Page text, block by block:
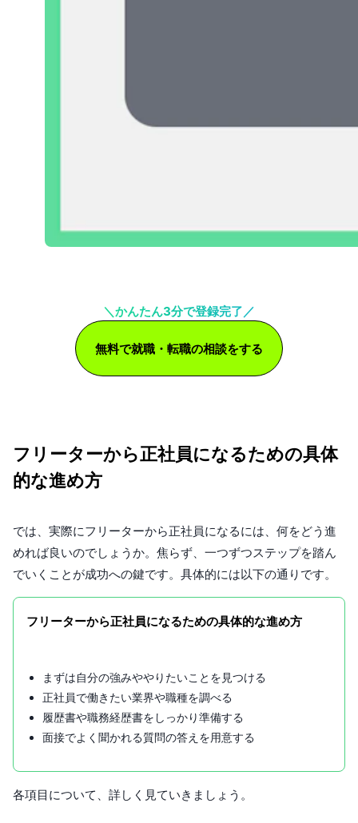
＼かんたん3分で登録完了／
無料で就職・転職の相談をする
フリーターから正社員になるための具体
的な進め方
では、実際にフリーターから正社員になるには、何をどう進
めれば良いのでしょうか。焦らず、一つずつステップを踏ん
でいくことが成功への鍵です。具体的には以下の通りです。
フリーターから正社員になるための具体的な進め方
まずは自分の強みややりたいことを見つける
正社員で働きたい業界や職種を調べる
履歴書や職務経歴書をしっかり準備する
面接でよく聞かれる質問の答えを用意する
各項目について、詳しく見ていきましょう。